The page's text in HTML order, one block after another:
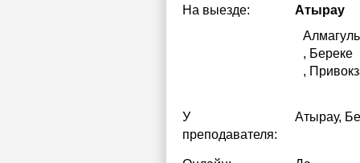
На выезде:
Атырау
Алмагуль
, Береке
,
У
преподавателя:
Атырау,